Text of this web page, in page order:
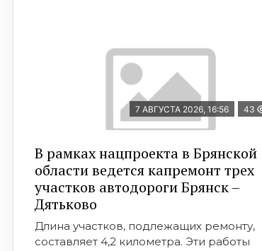
7 АВГУСТА 2026, 16:56 43
В рамках нацпроекта в Брянской
области ведется капремонт трех
участков автодороги Брянск –
Дятьково
Длина участков, подлежащих ремонту,
составляет 4,2 километра. Эти работы